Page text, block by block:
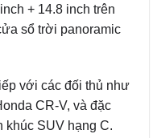
+ 14.8 inch trên
sổ trời panoramic
với các đối thủ như
CR-V, và đặc
khúc SUV hạng C.